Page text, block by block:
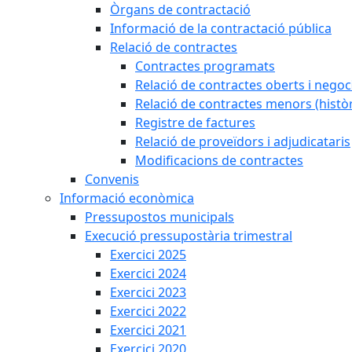
Òrgans de contractació
Informació de la contractació pública
Relació de contractes
Contractes programats
Relació de contractes oberts i
Relació de contractes menors
Registre de factures
Relació de proveïdors i adjudicataris
Modificacions de contractes
Convenis
Informació econòmica
Pressupostos municipals
Execució pressupostària trimestral
Exercici 2025
Exercici 2024
Exercici 2023
Exercici 2022
Exercici 2021